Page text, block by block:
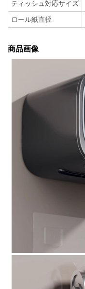
ティッシュ対応サイズ
ロール紙直径
商品画像